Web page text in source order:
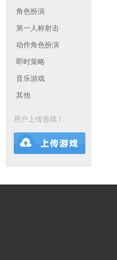
角色扮演
第一人称射击
动作角色扮演
即时策略
音乐游戏
其他
用户上传游戏！